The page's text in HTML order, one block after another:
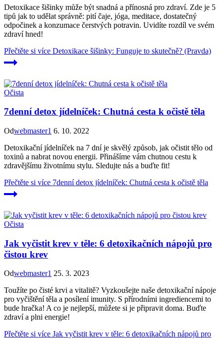
Detoxikace šišinky může být snadná a přínosná pro zdraví. Zde je 5
tipů jak to udělat správně: pití čaje, jóga, meditace, dostatečný
odpočinek a konzumace čerstvých potravin. Uvidíte rozdíl ve svém
zdraví hned!
Přečtěte si více Detoxikace šišinky: Funguje to skutečně? (Pravda)
Očista
7denní detox jídelníček: Chutná cesta k očistě těla
Odwebmaster1 6. 10. 2022
Detoxikační jídelníček na 7 dní je skvělý způsob, jak očistit tělo od
toxinů a nabrat novou energii. Přinášíme vám chutnou cestu k
zdravějšímu životnímu stylu. Sledujte nás a buďte fit!
Přečtěte si více 7denní detox jídelníček: Chutná cesta k očistě těla
Očista
Jak vyčistit krev v těle: 6 detoxikačních nápojů pro
čistou krev
Odwebmaster1 25. 3. 2023
Toužíte po čisté krvi a vitalitě? Vyzkoušejte naše detoxikační nápoje
pro vyčištění těla a posílení imunity. S přírodními ingrediencemi to
bude hračka! A co je nejlepší, můžete si je připravit doma. Buďte
zdraví a plni energie!
Přečtěte si více Jak vyčistit krev v těle: 6 detoxikačních nápojů pro